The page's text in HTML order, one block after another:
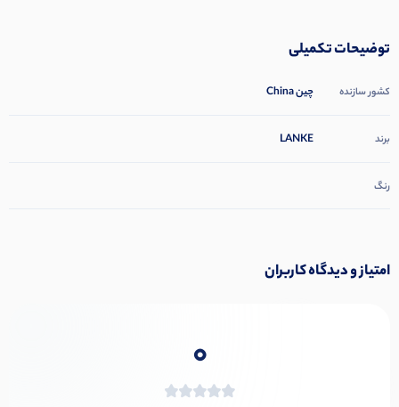
توضیحات تکمیلی
کشور سازنده چین China
برند LANKE
رنگ
امتیاز و دیدگاه کاربران
0